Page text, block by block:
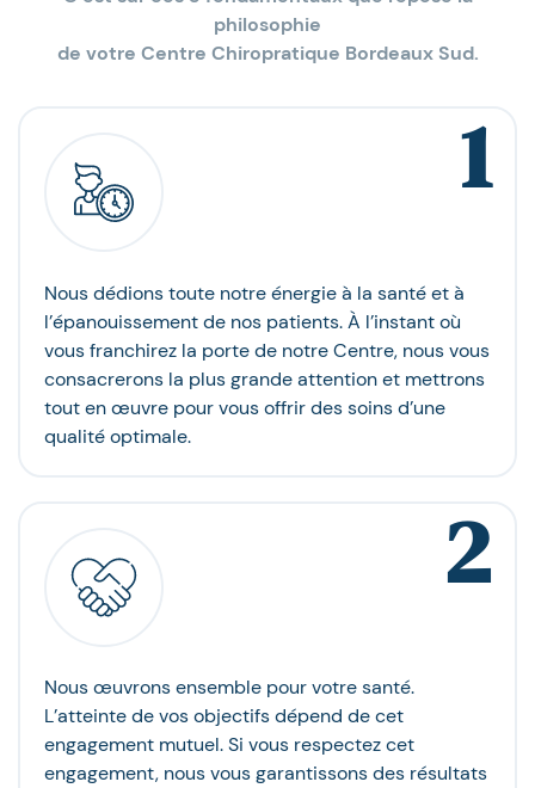
philosophie
de votre Centre Chiropratique Bordeaux Sud.
1
Nous dédions toute notre énergie à la santé et à
l’épanouissement de nos patients. À l’instant où
vous franchirez la porte de notre Centre, nous vous
consacrerons la plus grande attention et mettrons
tout en œuvre pour vous offrir des soins d’une
qualité optimale.
2
Nous œuvrons ensemble pour votre santé.
L’atteinte de vos objectifs dépend de cet
engagement mutuel. Si vous respectez cet
engagement, nous vous garantissons des résultats